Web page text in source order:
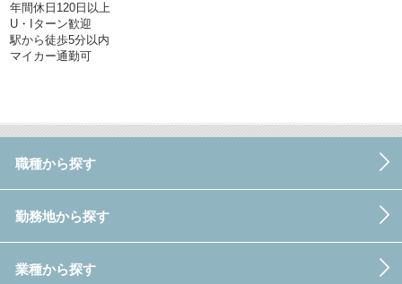
年間休日120日以上
U・Iターン歓迎
駅から徒歩5分以内
マイカー通勤可
職種から探す
勤務地から探す
業種から探す